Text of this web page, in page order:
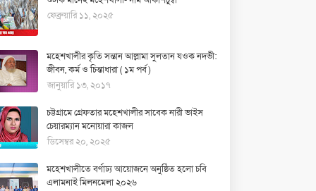
ফেব্রুয়ারি ১১, ২০২৫
মহেশখালীর কৃতি সন্তান আল্লামা সুলতান যওক নদভী:
জীবন, কর্ম ও চিন্তাধারা ( ১ম পর্ব )
জানুয়ারি ১৩, ২০১৭
চট্টগ্রামে গ্রেফতার মহেশখালীর সাবেক নারী ভাইস
চেয়ারম্যান মনোয়ারা কাজল
ডিসেম্বর ২০, ২০২৫
মহেশখালীতে বর্ণাঢ্য আয়োজনে অনুষ্ঠিত হলো চবি
এলামনাই মিলনমেলা ২০২৬